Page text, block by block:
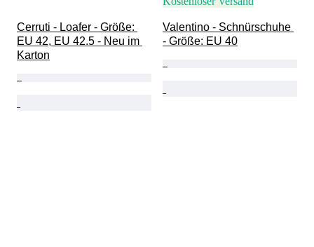
Cerruti - Loafer - Größe:
EU 42, EU 42.5 - Neu im
Karton
Valentino - Schnürschuhe
- Größe: EU 40